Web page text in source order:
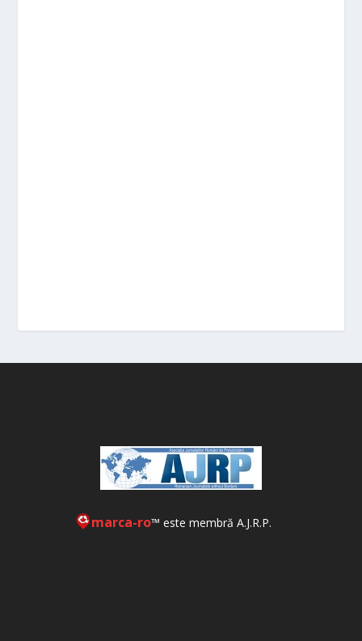
marca-ro™ este membră A.J.R.P.